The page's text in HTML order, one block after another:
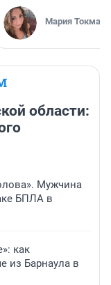
Мария
области:
Мужчина
БПЛА в
как
из Барнаула в